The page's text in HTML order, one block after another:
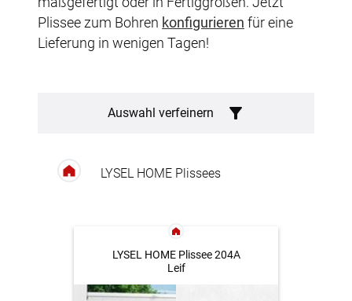
Plissee zum Bohren konfigurieren für eine
Lieferung in wenigen Tagen!
Auswahl verfeinern
LYSEL HOME Plissees
LYSEL HOME Plissee 204A
Leif